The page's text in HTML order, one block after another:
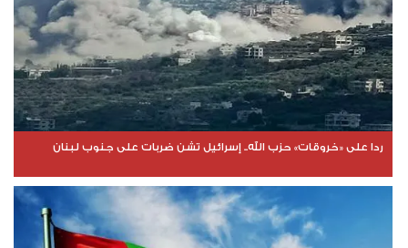
ردا على «خروقات» حزب الله.. إسرائيل تشن ضربات على جنوب لبنان